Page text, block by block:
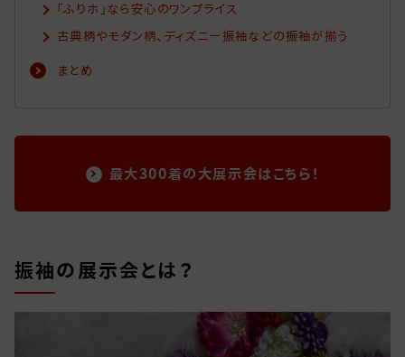
「ふりホ」なら安心のワンプライス
古典柄やモダン柄、ディズニー振袖などの振袖が揃う
まとめ
最大300着の大展示会はこちら！
振袖の展示会とは？